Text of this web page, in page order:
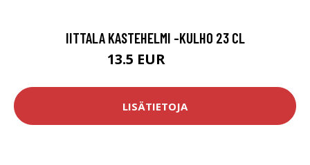
IITTALA KASTEHELMI -KULHO 23 CL
13.5 EUR
LISÄTIETOJA